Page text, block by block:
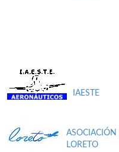
IAESTE
ASOCIACIÓN
LORETO